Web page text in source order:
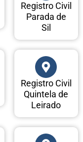
Registro Civil
Parada de
Sil
Registro Civil
Quintela de
Leirado